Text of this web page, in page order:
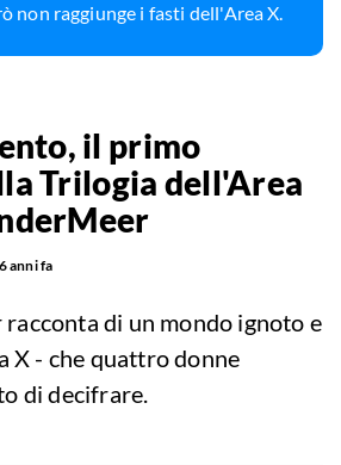
non raggiunge i fasti dell'Area X.
il primo
Trilogia dell'Area
6 anni fa
di un mondo ignoto e
X - che quattro donne
di decifrare.